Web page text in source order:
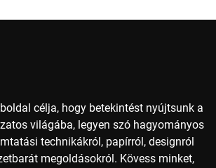
célja, hogy betekintést nyújtsunk a
világába, legyen szó hagyományos
technikákról, papírról, designról
megoldásokról. Kövess minket,